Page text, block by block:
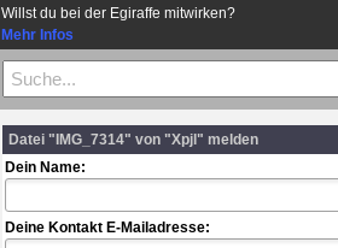
Willst du bei der Egiraffe mitwirken?
Mehr Infos
Datei "IMG_7314" von "Xpjl" melden
Dein Name:
Deine Kontakt E-Mailadresse: